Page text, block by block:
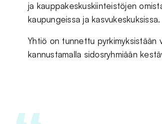
ja kauppakeskuskiinteistöjen
kaupungeissa ja kasvukeskuksissa.
Yhtiö on tunnettu pyrkimyksistään
kannustamalla sidosryhmiään